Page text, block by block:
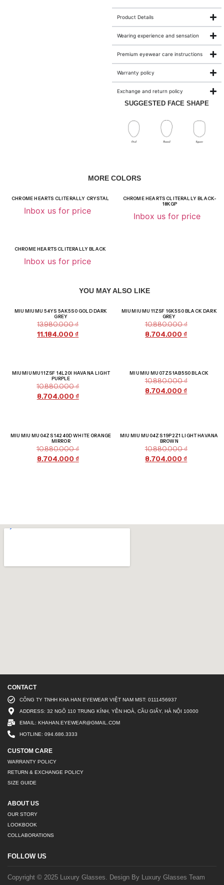
Product Details
Wearing experience and sensation
Premium eyewear care instructions
Warranty policy
Exchange and return policy
SUGGESTED FACE SHAPE
MORE COLORS
CHROME HEARTS CLITERALLY CRYSTAL
Inbox us for price
CHROME HEARTS CLITERALLY BLACK-
18KGP
Inbox us for price
CHROME HEARTS CLITERALLY BLACK
Inbox us for price
YOU MAY ALSO LIKE
MIU MIU MU 54YS 5AK5S0 GOLD DARK
GREY
13.980.000₫
11.184.000₫
MIU MIU MU 11ZSF 16K5S0 BLACK DARK
GREY
10.880.000₫
8.704.000₫
MIU MIU MU 11ZSF 14L20I HAVANA LIGHT
PURPLE
10.880.000₫
8.704.000 ₫
MIU MIU MU 07ZS 1AB5S0 BLACK
10.880.000₫
8.704.000₫
MIU MIU MU 04ZS 14240D WHITE ORANGE
MIRROR
10.880.000₫
8.704.000 ₫
MIU MIU MU 04ZS 19P2Z1 LIGHT HAVANA
BROWN
10.880.000₫
8.704.000₫
CONTACT
CÔNG TY TNHH KHA HAN EYEWEAR VIỆT NAM MST: 0111456937
ADDRESS: 32 NGÕ 110 TRUNG KÍNH, YÊN HOÀ, CẦU GIẤY, HÀ NỘI 10000
EMAIL: KHAHAN.EYEWEAR@GMAIL.COM
HOTLINE: 094.686.3333
CUSTOM CARE
WARRANTY POLICY
RETURN & EXCHANGE POLICY
SIZE GUIDE
ABOUT US
OUR STORY
LOOKBOOK
COLLABORATIONS
FOLLOW US
Copyright © 2025 Luxury Glasses. Design By Luxury Glasses Team